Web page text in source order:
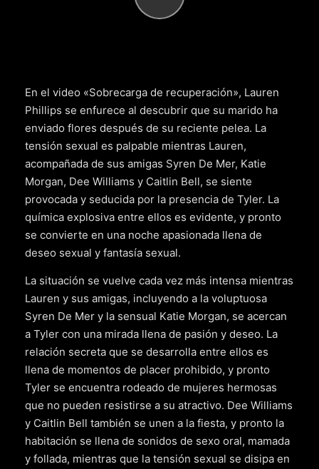
En el video «Sobrecarga de recuperación», Lauren
Phillips se enfurece al descubrir que su marido ha
enviado flores después de su reciente pelea. La
tensión sexual es palpable mientras Lauren,
acompañada de sus amigas Syren De Mer, Katie
Morgan, Dee Williams y Caitlin Bell, se siente
provocada y seducida por la presencia de Tyler. La
química explosiva entre ellos es evidente, y pronto
se convierte en una noche apasionada llena de
deseo sexual y fantasía sexual.
La situación se vuelve cada vez más intensa mientras
Lauren y sus amigas, incluyendo a la voluptuosa
Syren De Mer y la sensual Katie Morgan, se acercan
a Tyler con una mirada llena de pasión y deseo. La
relación secreta que se desarrolla entre ellos es
llena de momentos de placer prohibido, y pronto
Tyler se encuentra rodeado de mujeres hermosas
que no pueden resistirse a su atractivo. Dee Williams
y Caitlin Bell también se unen a la fiesta, y pronto la
habitación se llena de sonidos de sexo oral, mamada
y follada, mientras que la tensión sexual se disipa en